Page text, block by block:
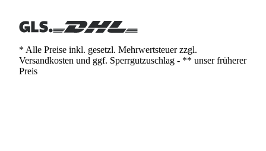
* Alle Preise inkl. gesetzl. Mehrwertsteuer zzgl.
Versandkosten und ggf. Sperrgutzuschlag - ** unser früherer
Preis